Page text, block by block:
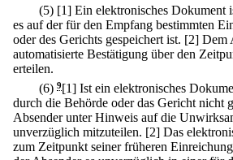
(5) [1] Ein elektronisches Dokument
es auf der für den Empfang bestimmten
oder des Gerichts gespeichert ist. [2] Dem
automatisierte Bestätigung über den
erteilen.
(6) 9[1] Ist ein elektronisches
durch die Behörde oder das Gericht nicht
Absender unter Hinweis auf die
unverzüglich mitzuteilen. [2] Das
zum Zeitpunkt seiner früheren